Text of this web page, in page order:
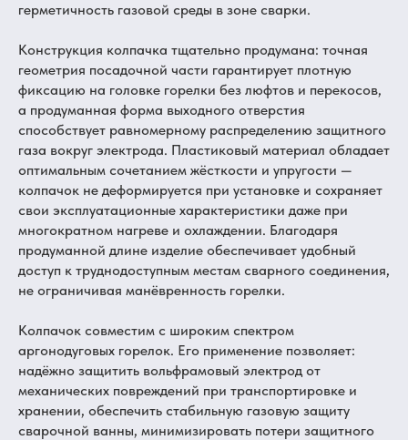
герметичность газовой среды в зоне сварки.
Конструкция колпачка тщательно продумана: точная
геометрия посадочной части гарантирует плотную
фиксацию на головке горелки без люфтов и перекосов,
а продуманная форма выходного отверстия
способствует равномерному распределению защитного
газа вокруг электрода. Пластиковый материал обладает
оптимальным сочетанием жёсткости и упругости —
колпачок не деформируется при установке и сохраняет
свои эксплуатационные характеристики даже при
многократном нагреве и охлаждении. Благодаря
продуманной длине изделие обеспечивает удобный
доступ к труднодоступным местам сварного соединения,
не ограничивая манёвренность горелки.
Колпачок совместим с широким спектром
аргонодуговых горелок. Его применение позволяет:
надёжно защитить вольфрамовый электрод от
механических повреждений при транспортировке и
хранении, обеспечить стабильную газовую защиту
сварочной ванны, минимизировать потери защитного